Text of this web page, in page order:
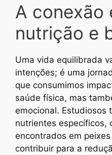
A conexão
nutrição e
Uma vida equilibrada
intenções; é uma
que consumimos
saúde física, mas
emocional. Estudiosos
nutrientes específicos,
encontrados em
contribuir para a